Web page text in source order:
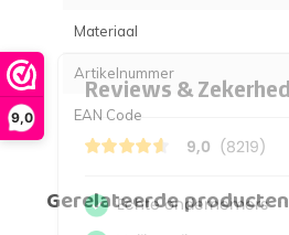
9,0
Materiaal
Artikelnummer
EAN Code
Gerelateerde producten